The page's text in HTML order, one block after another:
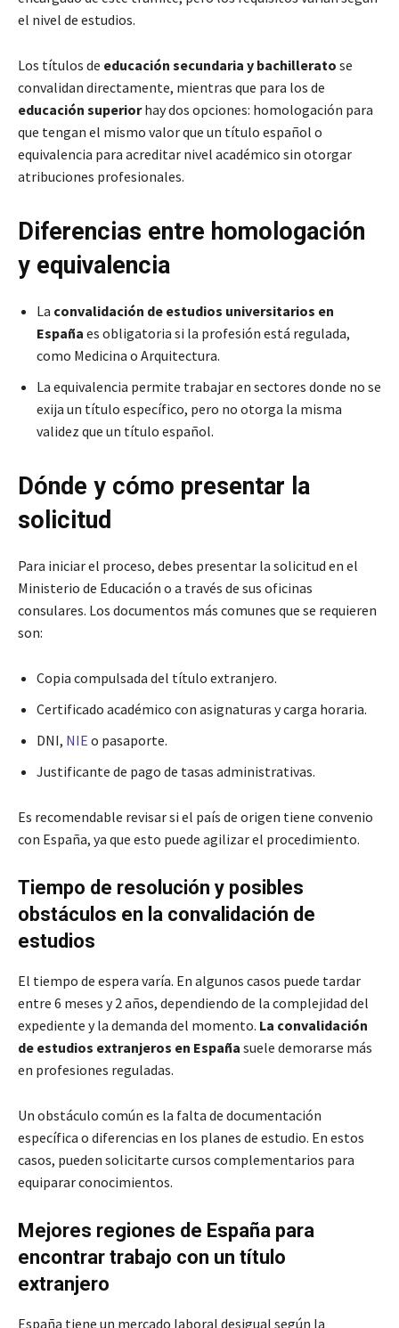
el nivel de estudios.
Los títulos de educación secundaria y bachillerato se
convalidan directamente, mientras que para los de
educación superiorhay dos opciones: homologación para
que tengan el mismo valor que un título español o
equivalencia para acreditar nivel académico sin otorgar
atribuciones profesionales.
Diferencias entre homologación
y equivalencia
La convalidación de estudios universitarios en
España es obligatoria si la profesión está regulada,
como Medicina o Arquitectura.
La equivalencia permite trabajar en sectores donde no se
exija un título específico, pero no otorga la misma
validez que un título español.
Dónde y cómo presentar la
solicitud
Para iniciar el proceso, debes presentar la solicitud en el
Ministerio de Educación o a través de sus oficinas
consulares. Los documentos más comunes que se requieren
son:
Copia compulsada del título extranjero.
Certificado académico con asignaturas y carga horaria.
DNI, NIE o pasaporte.
Justificante de pago de tasas administrativas.
Es recomendable revisar si el país de origen tiene convenio
con España, ya que esto puede agilizar el procedimiento.
Tiempo de resolución y posibles
obstáculos en la convalidación de
estudios
El tiempo de espera varía. En algunos casos puede tardar
entre 6 meses y 2 años, dependiendo de la complejidad del
expediente y la demanda del momento. La convalidación
de estudios extranjeros en España suele demorarse más
en profesiones reguladas.
Un obstáculo común es la falta de documentación
específica o diferencias en los planes de estudio. En estos
casos, pueden solicitarte cursos complementarios para
equiparar conocimientos.
Mejores regiones de España para
encontrar trabajo con un título
extranjero
España tiene un mercado laboral desigual según la